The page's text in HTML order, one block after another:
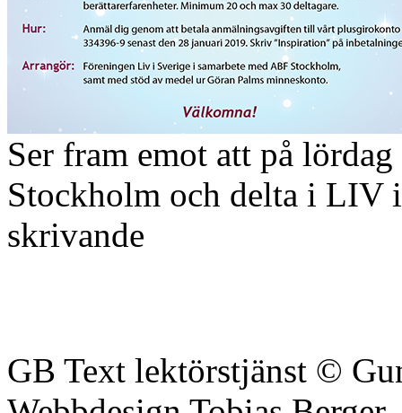
Ser fram emot att på
Stockholm och delta i LIV
skrivande
GB Text lektörstjänst ©